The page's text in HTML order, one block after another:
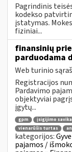
Pagrindinis
kodekso
įstatymas.
fiziniai...
finansinių
parduodama
Web turinio
Registracijos
Pardavimo
objektyviai
įgytų...
gpm įsigijimo
vienarūšis turtas
kategorijos:
pajamos /